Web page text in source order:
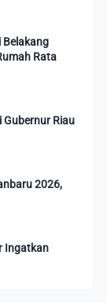
Belakang
Rata
Gubernur Riau
2026,
Ingatkan